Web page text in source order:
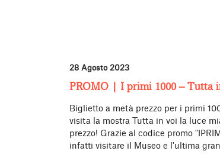
28 Agosto 2023
PROMO | I primi 1000 – Tutta
Biglietto a metà prezzo per i primi
visita la mostra Tutta in voi la luce
prezzo! Grazie al codice promo
infatti visitare il Museo e l'ultima